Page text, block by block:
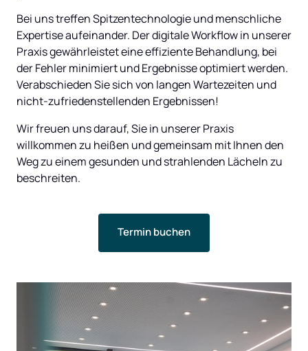
Bei uns treffen Spitzentechnologie und menschliche
Expertise aufeinander. Der digitale Workflow in unserer
Praxis gewährleistet eine effiziente Behandlung, bei
der Fehler minimiert und Ergebnisse optimiert werden.
Verabschieden Sie sich von langen Wartezeiten und
nicht-zufriedenstellenden Ergebnissen!
Wir freuen uns darauf, Sie in unserer Praxis
willkommen zu heißen und gemeinsam mit Ihnen den
Weg zu einem gesunden und strahlenden Lächeln zu
beschreiten.
Termin buchen